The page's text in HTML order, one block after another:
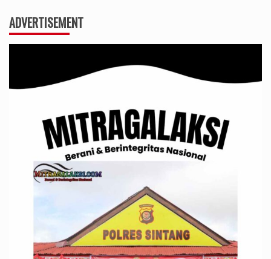
ADVERTISEMENT